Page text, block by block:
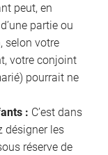
peut, en
partie ou
selon votre
votre conjoint
pourrait ne
: C’est dans
désigner les
réserve de